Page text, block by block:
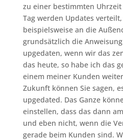
zu einer bestimmten
Tag werden Updates
beispielsweise an die
grundsätzlich die
upgedaten, wenn wir das
das heute, so habe ich das
einem meiner Kunden
Zukunft können Sie sagen,
upgedated. Das Ganze
einstellen, dass das dann
und eben nicht, wenn die
gerade beim Kunden sind.